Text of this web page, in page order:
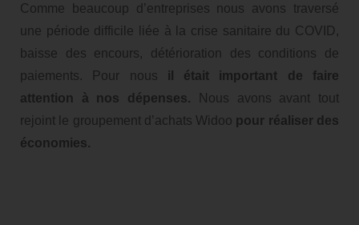
Comme beaucoup d’entreprises nous avons traversé
une période difficile liée à la crise sanitaire du COVID,
baisse des encours, détérioration des conditions de
paiements. Pour nous il était important de faire
attention à nos dépenses. Nous avons avant tout
rejoint le groupement d’achats Widoo pour réaliser des
économies.